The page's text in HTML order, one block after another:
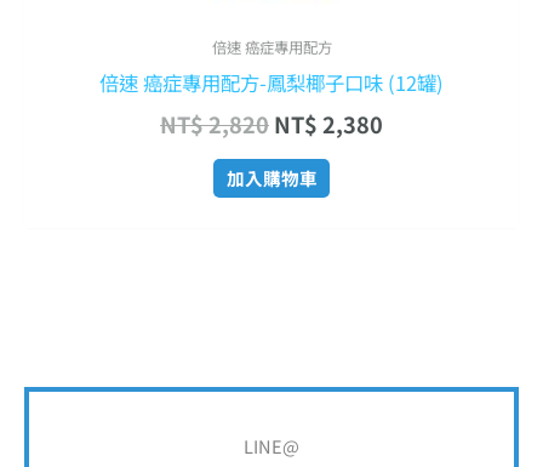
倍速 癌症專用配方
倍速 癌症專用配方-鳳梨椰子口味 (12罐)
NT$2,820NT$2,380
加入購物車
LINE@